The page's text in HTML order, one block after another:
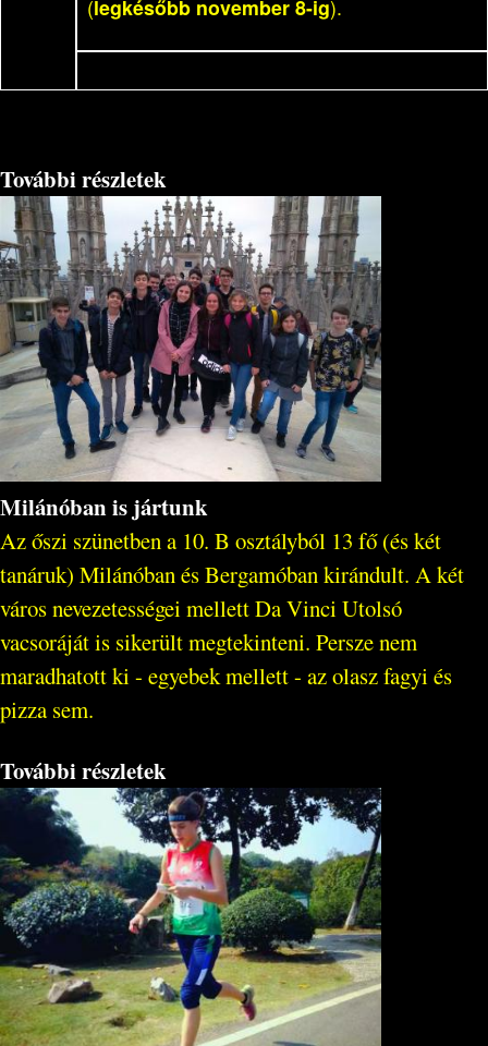
(legkésőbb november 8-ig).
További részletek
Milánóban is jártunk
Az őszi szünetben a 10. B osztályból 13 fő (és két
tanáruk) Milánóban és Bergamóban kirándult. A két
város nevezetességei mellett Da Vinci Utolsó
vacsoráját is sikerült megtekinteni. Persze nem
maradhatott ki - egyebek mellett - az olasz fagyi és
pizza sem.
További részletek